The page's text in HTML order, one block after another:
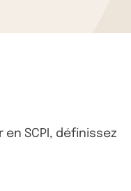
SCPI, définissez